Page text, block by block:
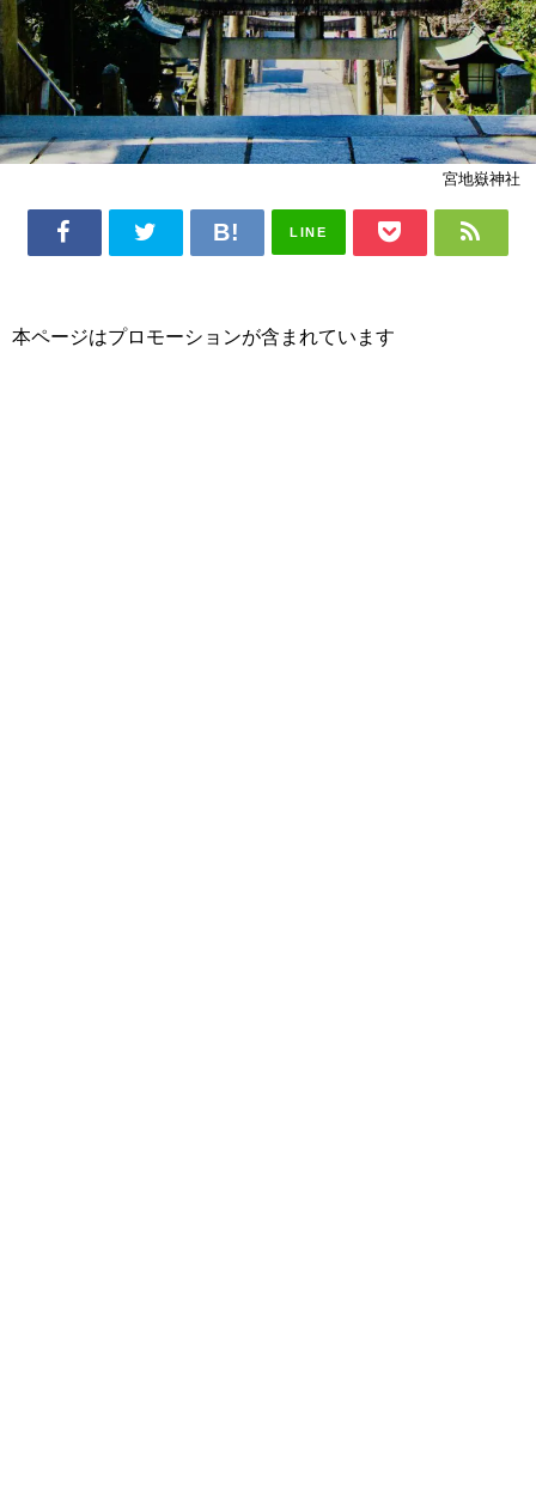
宮地嶽神社
LINE
本ページはプロモーションが含まれています